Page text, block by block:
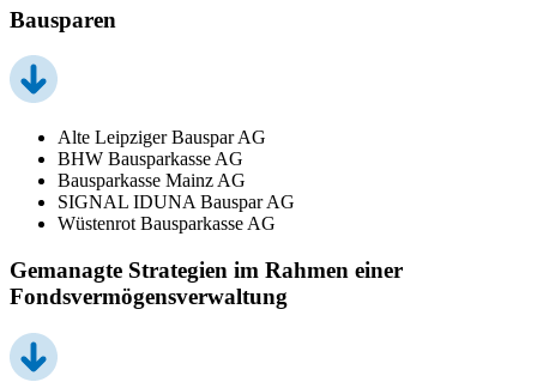
Bausparen
Alte Leipziger Bauspar AG
BHW Bausparkasse AG
Bausparkasse Mainz AG
SIGNAL IDUNA Bauspar AG
Wüstenrot Bausparkasse AG
Gemanagte Strategien im Rahmen einer
Fondsvermögensverwaltung